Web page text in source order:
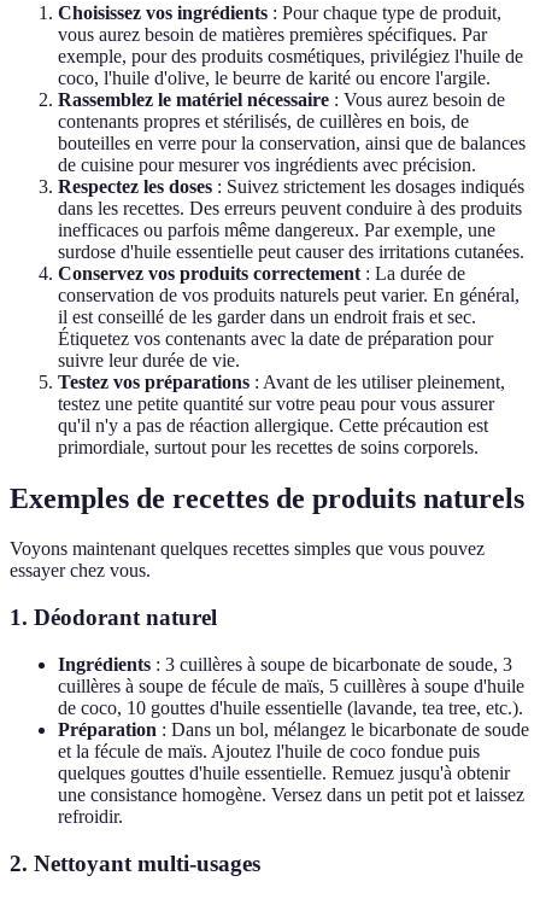
Choisissez vos ingrédients : Pour chaque type de produit,
vous aurez besoin de matières premières spécifiques. Par
exemple, pour des produits cosmétiques, privilégiez l'huile de
coco, l'huile d'olive, le beurre de karité ou encore l'argile.
Rassemblez le matériel nécessaire : Vous aurez besoin de
contenants propres et stérilisés, de cuillères en bois, de
bouteilles en verre pour la conservation, ainsi que de balances
de cuisine pour mesurer vos ingrédients avec précision.
Respectez les doses : Suivez strictement les dosages indiqués
dans les recettes. Des erreurs peuvent conduire à des produits
inefficaces ou parfois même dangereux. Par exemple, une
surdose d'huile essentielle peut causer des irritations cutanées.
Conservez vos produits correctement : La durée de
conservation de vos produits naturels peut varier. En général,
il est conseillé de les garder dans un endroit frais et sec.
Étiquetez vos contenants avec la date de préparation pour
suivre leur durée de vie.
Testez vos préparations : Avant de les utiliser pleinement,
testez une petite quantité sur votre peau pour vous assurer
qu'il n'y a pas de réaction allergique. Cette précaution est
primordiale, surtout pour les recettes de soins corporels.
Exemples de recettes de produits naturels
Voyons maintenant quelques recettes simples que vous pouvez
essayer chez vous.
1. Déodorant naturel
Ingrédients : 3 cuillères à soupe de bicarbonate de soude, 3
cuillères à soupe de fécule de maïs, 5 cuillères à soupe d'huile
de coco, 10 gouttes d'huile essentielle (lavande, tea tree, etc.).
Préparation : Dans un bol, mélangez le bicarbonate de soude
et la fécule de maïs. Ajoutez l'huile de coco fondue puis
quelques gouttes d'huile essentielle. Remuez jusqu'à obtenir
une consistance homogène. Versez dans un petit pot et laissez
refroidir.
2. Nettoyant multi-usages